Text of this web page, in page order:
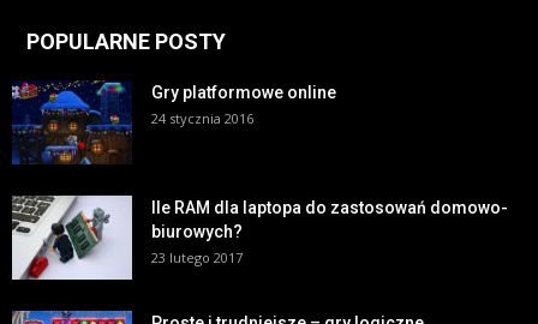
POPULARNE POSTY
Gry platformowe online
24 stycznia 2016
Ile RAM dla laptopa do zastosowań domowo-
biurowych?
23 lutego 2017